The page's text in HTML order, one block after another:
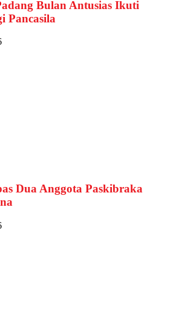
Bulan Antusias Ikuti
Pancasila
Dua Anggota Paskibraka